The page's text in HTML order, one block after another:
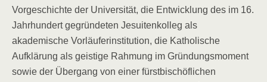
Vorgeschichte der Universität, die Entwicklung des im 16.
Jahrhundert gegründeten Jesuitenkolleg als
akademische Vorläuferinstitution, die Katholische
Aufklärung als geistige Rahmung im Gründungsmoment
sowie der Übergang von einer fürstbischöflichen